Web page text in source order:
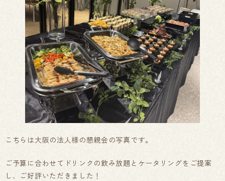
こちらは大阪の法人様の懇親会の写真です。
ご予算に合わせてドリンクの飲み放題とケータリングをご提案
し、ご好評いただきました！